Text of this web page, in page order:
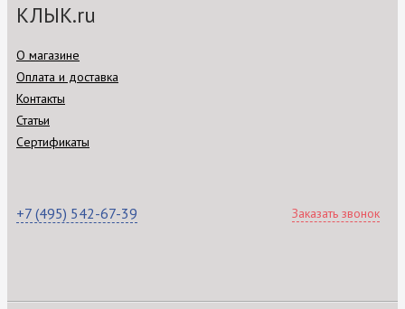
КЛЫК.ru
О магазине
Оплата и доставка
Контакты
Статьи
Сертификаты
+7 (495) 542-67-39 Заказать звонок